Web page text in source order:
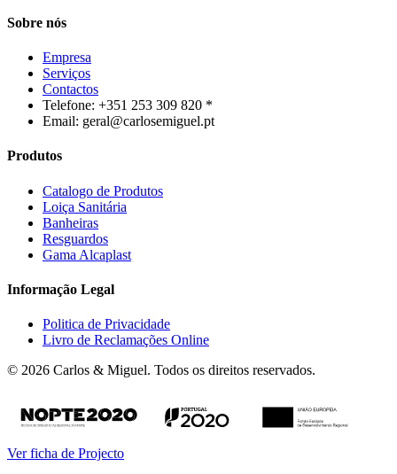
Sobre nós
Empresa
Serviços
Contactos
Telefone: +351 253 309 820 *
Email: geral@carlosemiguel.pt
Produtos
Catalogo de Produtos
Loiça Sanitária
Banheiras
Resguardos
Gama Alcaplast
Informação Legal
Politica de Privacidade
Livro de Reclamações Online
© 2026 Carlos & Miguel. Todos os direitos reservados.
Ver ficha de Projecto